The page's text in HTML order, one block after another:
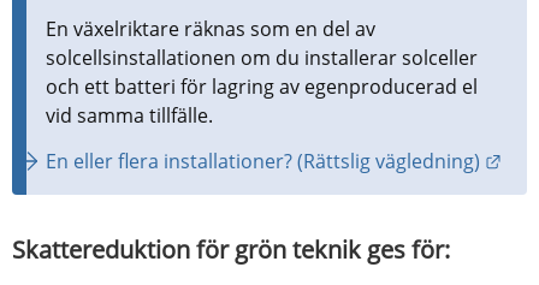
En växelriktare räknas som en del av
solcellsinstallationen om du installerar solceller
och ett batteri för lagring av egenproducerad el
vid samma tillfälle.
En eller flera installationer? (Rättslig vägledning)
Skattereduktion för grön teknik ges för: